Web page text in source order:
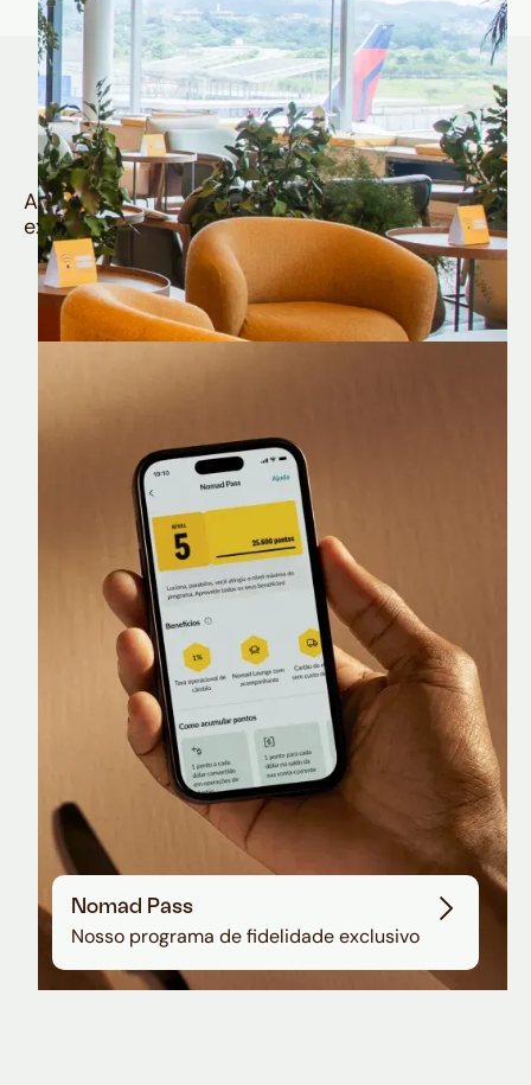
Quem é Nomad tem
muito mais
Aproveite todos os benefícios e vantagens
exclusivas da sua Conta Internacional
Nomad Lounge
Sala VIP no Aeroporto de Guarulhos
Nomad Pass
Nosso programa de fidelidade exclusivo